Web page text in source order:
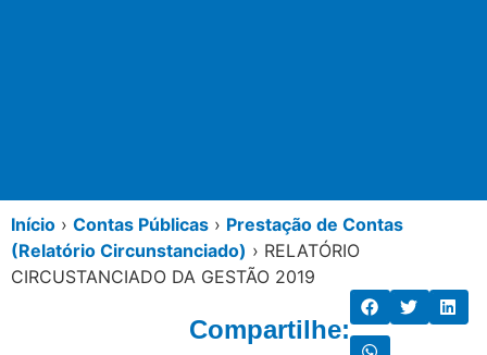
Início › Contas Públicas › Prestação de Contas
(Relatório Circunstanciado) › RELATÓRIO
CIRCUSTANCIADO DA GESTÃO 2019
Compartilhe: